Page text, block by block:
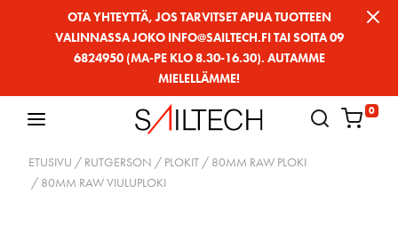
OTA YHTEYTTÄ, JOS TARVITSET APUA TUOTTEEN
VALINNASSA JOKO INFO@SAILTECH.FI TAI SOITA 09
6824950 (MA-PE KLO 8.30-16.30). AUTAMME
MIELELLÄMME!
0
ETUSIVU / RUTGERSON / PLOKIT / 80MM RAW PLOKI
/ 80MM RAW VIULUPLOKI